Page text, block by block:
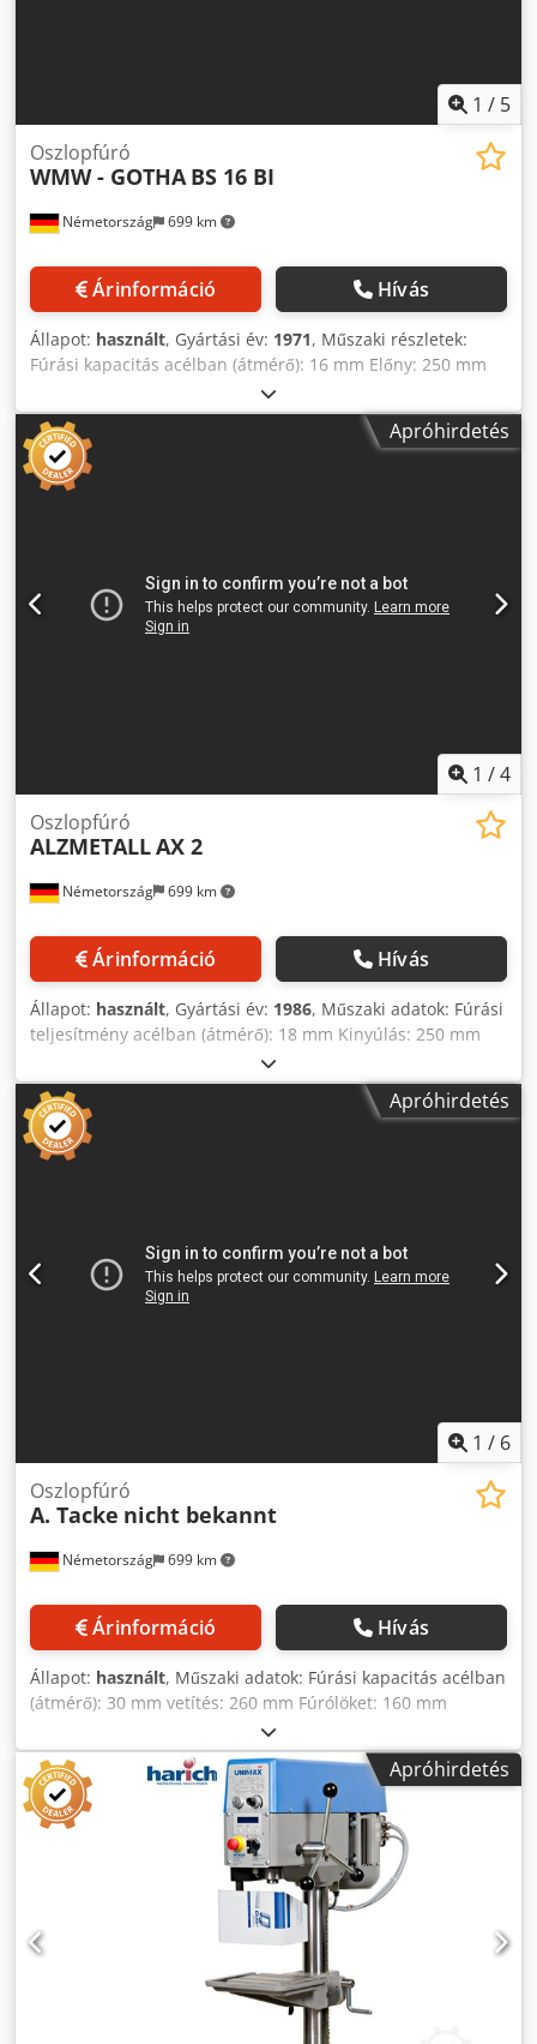
1 / 5
Németország 699 km
Oszlopfúró
WMW - GOTHA BS 16 BI
Árinformáció Hívás
Állapot: használt, Gyártási év: 1971, Műszaki részletek:
Fúrási kapacitás acélban (átmérő): 16 mm Előny: 250 mm
Fúrási löket: 125 mm MK orsótartó: MK 2 Orsó
fordulatszám: 350 - 2000 / 8 lépés/perc Asztal
befogófelülete:: 280 x 355 mm Forgatható asztal: igen °
Fúróasztal beállítása: 520 függőleges mm Távolság asztal-
UK orsó: max. 600 mm Oszlop átmérő: 110 mm Teljes
csigafúró 45°-os süllyesztett vágással -Gépi csavarhúzó
Codju Idhmopfx Ahcsrf *
Apróhirdetés
1 /4
Németország 699 km
Oszlopfúró
ALZMETALLAX 2
Árinformáció Hívás
Állapot: használt, Gyártási év: 1986, Műszaki adatok: Fúrási
teljesítmény acélban (átmérő): 18 mm Kinyúlás: 250 mm
Fúrási löket: 100 mm Fúrási teljesítmény öntöttvasban: Ø
23 mm Orsó befogás MK: MK 2 Orsó fordulatszámok: 400 -
630 - 1000 - 1600 - 2500 ford/perc Előtolás: kézi mm/ford
Orsó-távolság asztaltól max.: 75 / 605 mm Asztal
felfogófelülete: 250 x 250 mm Oszlop átmérője: Ø 90 mm
Apróhirdetés
1 / 6
Németország 699 km
Oszlopfúró
A. Tacke nicht bekannt
Árinformáció Hívás
Állapot: használt, Műszaki adatok: Fúrási kapacitás acélban
(átmérő): 30 mm vetítés: 260 mm Fúrólöket: 160 mm
orsótartó MK: MK3 Előtolási lépések: 0,1; 0,2; 0,3 mm/ford
és manuálisan Orsó fordulatszám: max. 1800
fokozatmentesen változtatható fordulat/perc Az orsó/asztal
távolság max.: 750 mm Asztal szorítófelülete: Ho: 280 x Sz:
355 mm Az asztal forgatható: nem ° Crjdpfxova Higo Ahcjf
A szorítóasztal forgatható: 360 fokban Fúróasztal
beállítása: függőleges: 600 mm Oszlop átmérő: 130 mm
Menetvágás: Nem Teljes teljesítményigény: 1,1 kW A gép
súlya kb.: 570 kg A gép méretei kb. HxSzxM: 0,9 x 0,9 x 1,9
m Ennek a gépnek keresztasztala van. fúróasztal LxSz: 370
x 500 mm Rögzítőasztal: HxSz: 420 x 750 mm szorítófelület
= 320 x 600 mm, keresztirányú elmozdulás (X-tengely) 250
mm lehetséges kilökődés kilökőékkel hűtőfolyadék rendszer
Apróhirdetés